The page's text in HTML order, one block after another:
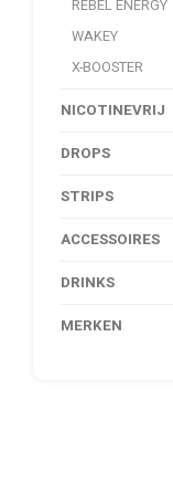
REBEL ENERGY
WAKEY
X-BOOSTER
NICOTINEVRIJ
DROPS
STRIPS
ACCESSOIRES
DRINKS
MERKEN